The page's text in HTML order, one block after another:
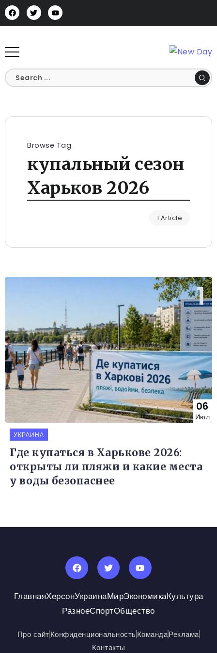
Browse Tag
купальный сезон
Харьков 2026
1 Article
06
Июл
УКРАИНА
Где купаться в Харькове 2026:
открыты ли пляжи и какие места
у воды безопаснее
ГлавнаяХерсонУкраинаМирЭкономикаКультура
РазноеСпортОбщество
Про сайтКонфиденциональностьКомандаРеклама
Контакты